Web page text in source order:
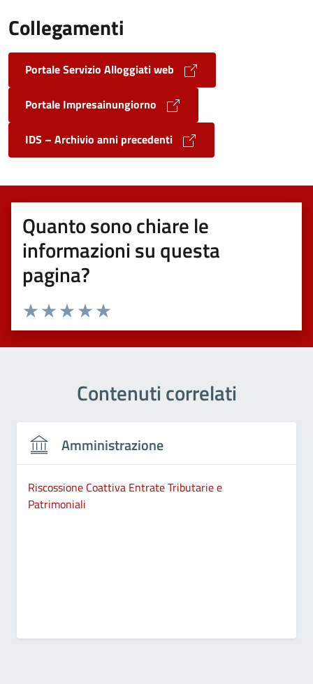
Collegamenti
Portale Servizio Alloggiati web
Portale Impresainungiorno
IDS – Archivio anni precedenti
Quanto sono chiare le
informazioni su questa
pagina?
Valuta 5 stelle su 5
Valuta 4 stelle su 5
Valuta 3 stelle su 5
Valuta 2 stelle su 5
Valuta 1 stelle su 5
Contenuti correlati
Amministrazione
Riscossione Coattiva Entrate Tributarie e
Patrimoniali